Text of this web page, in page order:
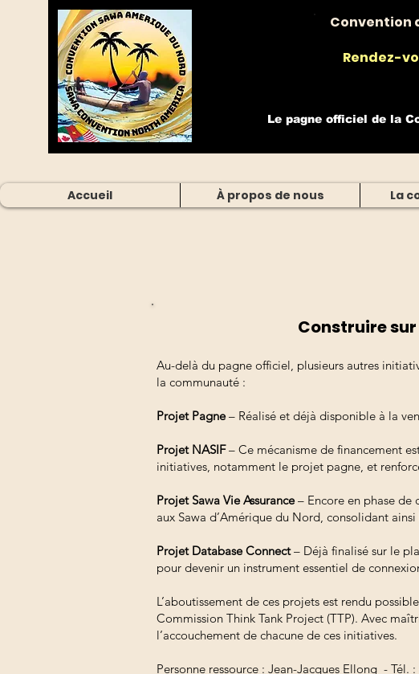
Convention
Rendez-
Le pagne officiel de la
Accueil À propos de nous La
Construire
Au-delà du pagne officiel, plusieurs autres
la communauté :
Projet Pagne– Réalisé et déjà disponible à la
Projet NASIF– Ce mécanisme de financement
initiatives, notamment le projet pagne, et
Projet Sawa Vie Assurance– Encore en phase de
aux Sawa d’Amérique du Nord, consolidant
Projet Database Connect– Déjà finalisé sur le
pour devenir un instrument essentiel de
L’aboutissement de ces projets est rendu
Commission Think Tank Project (TTP). Avec
l’accouchement de chacune de ces initiatives.
Personne ressource : Jean-Jacques Ellong -